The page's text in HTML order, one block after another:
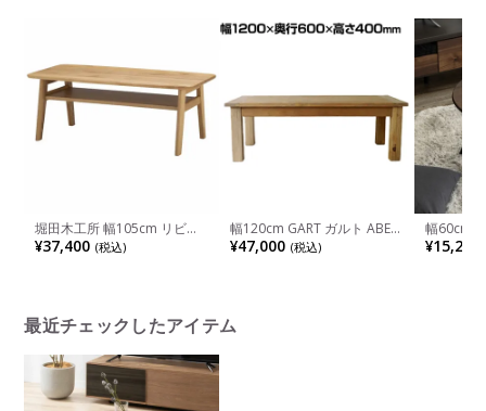
堀田木工所 幅105cm リビン
グテーブル 木製 アルダー材
自然塗装 収納 日本製 コンパ
¥37,400 (税込)
幅120cm GART ガルト ABEL
LIVING TABLE アーベル リビ
ングテーブル 木製 ローテー
¥47,000 (税込)
幅60cm
ル 木目
コンパク
¥15,200
最近チェックしたアイテム